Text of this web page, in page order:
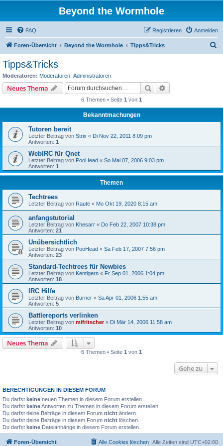
Beyond the Wormhole
FAQ Anmelden
Registrieren
Foren-Übersicht Beyond the Wormhole Tipps&Tricks
Tipps&Tricks
Moderatoren: Moderatoren Administratoren
Neues Thema Suche
6 Themen • Seite 1 von 1
Bekanntmachungen
Tutoren bereit
Letzter Beitrag von Strix « Di Nov 22, 2011 8:09 pm
Antworten: 1
WebIRC für Qnet
Letzter Beitrag von PooHead « So Mai 07, 2006 9:03 pm
Antworten: 1
Themen
Techtrees
Letzter Beitrag von Raute « Mo Okt 19, 2020 8:15 am
anfangstutorial
Letzter Beitrag von Khesarr « Do Feb 22, 2007 10:38 pm
Antworten: 21
Unübersichtlich
Letzter Beitrag von PooHead « Sa Feb 17, 2007 7:56 pm
Antworten: 23
Standard-Techtrees für Newbies
Letzter Beitrag von Kentigern « Fr Sep 01, 2006 1:04 pm
Antworten: 18
IRC Hilfe
Letzter Beitrag von Burner « Sa Apr 01, 2006 1:55 am
Antworten: 5
Battlereports verlinken
Letzter Beitrag von mifritscher« Di Mär 14, 2006 11:58 am
Antworten: 10
Neues Thema
6 Themen • Seite 1 von 1
Gehe zu
BERECHTIGUNGEN IN DIESEM FORUM
Du darfst keine neuen Themen in diesem Forum erstellen.
Du darfst keineAntworten zu Themen in diesem Forum erstellen.
Du darfst deine Beiträge in diesem Forum nicht ändern.
Du darfst deine Beiträge in diesem Forum nicht löschen.
Du darfst keine Dateianhänge in diesem Forum erstellen.
Foren-Übersicht Alle Zeiten sind UTC+02:00
Alle Cookies löschen